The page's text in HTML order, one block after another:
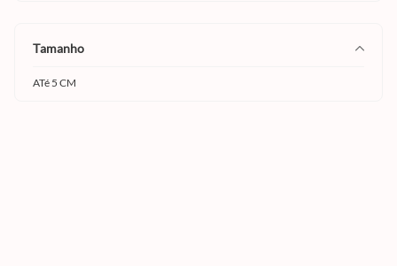
tamanho
ATé 5 CM